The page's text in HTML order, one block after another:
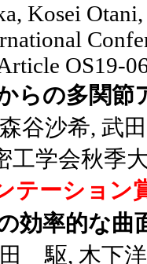
Kosei
OS19-
らの多関節
森谷沙希,
工学会秋季
テーション
効率的な曲
田 駆, 木下